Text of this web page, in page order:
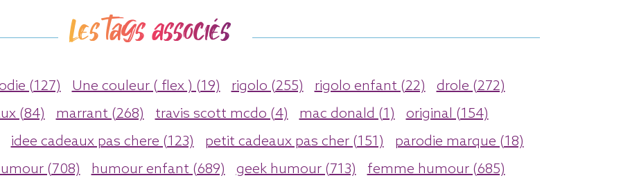
Les tags associés
(127) Une couleur ( flex ) (19) rigolo (255) rigolo enfant (22)
drole (272)
(84)
marrant (268) travis scott mcdo (4) mac donald (1)
original (154)
idee cadeaux pas chere (123)
petit cadeaux pas cher (151)
parodie marque (18)
(708)
humour enfant (689) geek humour (713)
femme humour (685)